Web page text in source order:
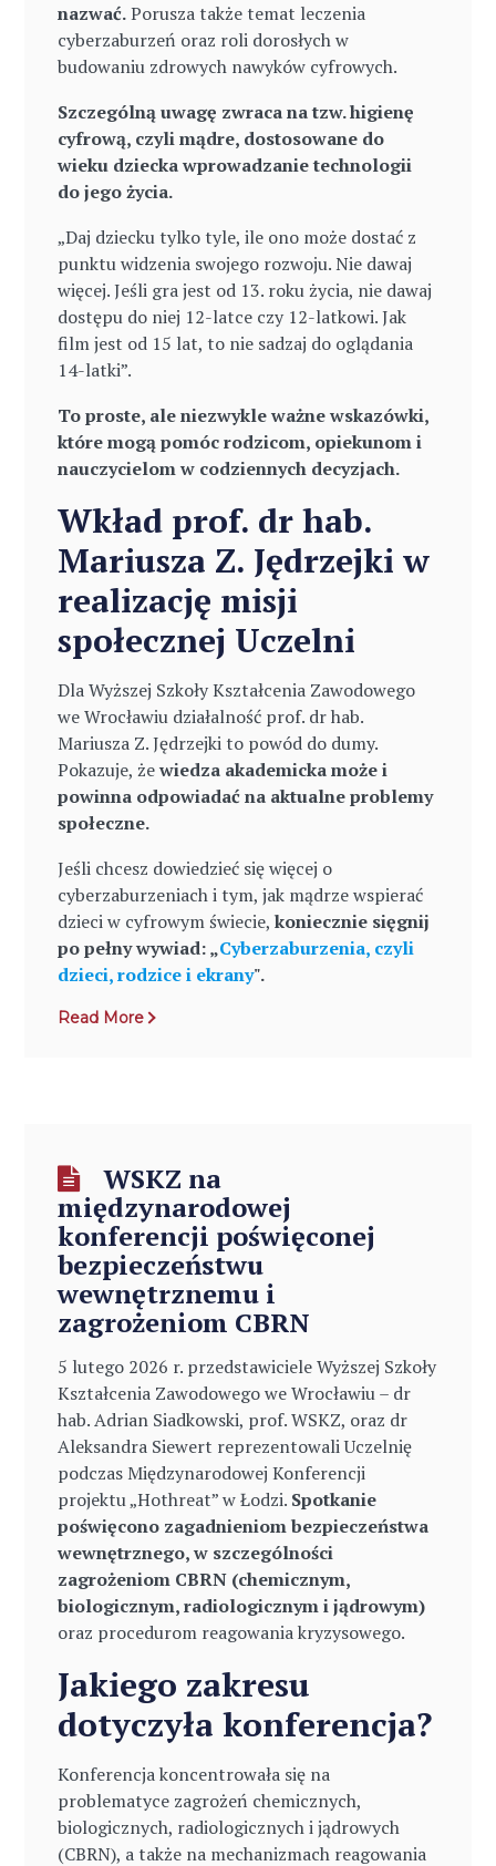
nazwać.Porusza także temat leczenia
cyberzaburzeń oraz roli dorosłych w
budowaniu zdrowych nawyków cyfrowych.
Szczególną uwagę zwraca na tzw. higienę
cyfrową, czyli mądre, dostosowane do
wieku dziecka wprowadzanie technologii
do jego życia.
„Daj dziecku tylko tyle, ile ono może dostać z
punktu widzenia swojego rozwoju. Nie dawaj
więcej. Jeśli gra jest od 13. roku życia, nie dawaj
dostępu do niej 12-latce czy 12-latkowi. Jak
film jest od 15 lat, to nie sadzaj do oglądania
14-latki”.
To proste, ale niezwykle ważne wskazówki,
które mogą pomóc rodzicom, opiekunom i
nauczycielom w codziennych decyzjach.
Wkład prof. dr hab.
Mariusza Z. Jędrzejki w
realizację misji
społecznej Uczelni
Dla Wyższej Szkoły Kształcenia Zawodowego
we Wrocławiu działalność prof. dr hab.
Mariusza Z. Jędrzejki to powód do dumy.
Pokazuje, żewiedza akademicka może i
powinna odpowiadać na aktualne problemy
społeczne.
Jeśli chcesz dowiedzieć się więcej o
cyberzaburzeniach i tym, jak mądrze wspierać
dzieci w cyfrowym świecie,koniecznie sięgnij
po pełny wywiad: „Cyberzaburzenia, czyli
dzieci, rodzice i ekrany".
Read More
WSKZ na
międzynarodowej
konferencji poświęconej
bezpieczeństwu
wewnętrznemu i
zagrożeniom CBRN
5 lutego 2026 r. przedstawiciele Wyższej Szkoły
Kształcenia Zawodowego we Wrocławiu – dr
hab. Adrian Siadkowski, prof. WSKZ, oraz dr
Aleksandra Siewert reprezentowali Uczelnię
podczas Międzynarodowej Konferencji
projektu „Hothreat” w Łodzi. Spotkanie
poświęcono zagadnieniom bezpieczeństwa
wewnętrznego, w szczególności
zagrożeniom CBRN (chemicznym,
biologicznym, radiologicznym i jądrowym)
oraz procedurom reagowania kryzysowego.
Jakiego zakresu
dotyczyła konferencja?
Konferencja koncentrowała się na
problematyce zagrożeń chemicznych,
biologicznych, radiologicznych i jądrowych
(CBRN), a także na mechanizmach reagowania